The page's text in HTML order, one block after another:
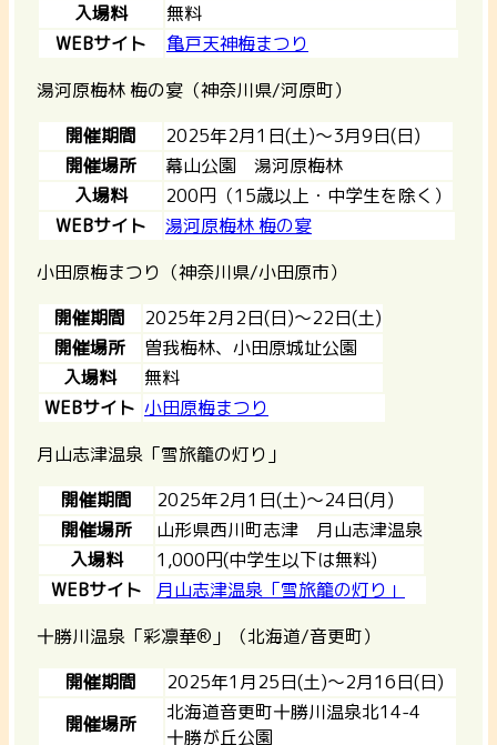
入場料
無料
WEBサイト
亀戸天神梅まつり
湯河原梅林 梅の宴（神奈川県/河原町）
開催期間
2025年2月1日(土)～3月9日(日)
開催場所
幕山公園 湯河原梅林
入場料
200円（15歳以上・中学生を除く）
WEBサイト
湯河原梅林 梅の宴
小田原梅まつり（神奈川県/小田原市）
開催期間
2025年2月2日(日)～22日(土)
開催場所
曽我梅林、小田原城址公園
入場料
無料
WEBサイト 小田原梅まつり
月山志津温泉「雪旅籠の灯り」
開催期間
2025年2月1日(土)～24日(月)
開催場所
山形県西川町志津 月山志津温泉
入場料
1,000円(中学生以下は無料)
WEBサイト
月山志津温泉「雪旅籠の灯り」
十勝川温泉「彩凛華®」（北海道/音更町）
開催期間
2025年1月25日(土)～2月16日(日)
開催場所
北海道音更町十勝川温泉北14-4
十勝が丘公園